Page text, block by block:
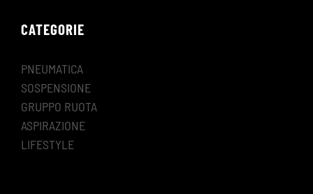
KTM
KTM
X-BOW
Cabriolet
KTM
CATEGORIE
PNEUMATICA
SOSPENSIONE
GRUPPO RUOTA
ASPIRAZIONE
LIFESTYLE